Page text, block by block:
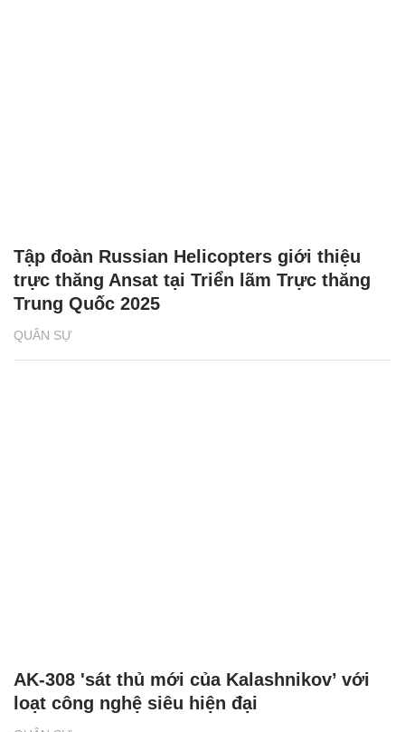
QUÂN SỰ
Tập đoàn Russian Helicopters giới thiệu
trực thăng Ansat tại Triển lãm Trực thăng
Trung Quốc 2025
AK-308 'sát thủ mới của Kalashnikov’ với
loạt công nghệ siêu hiện đại